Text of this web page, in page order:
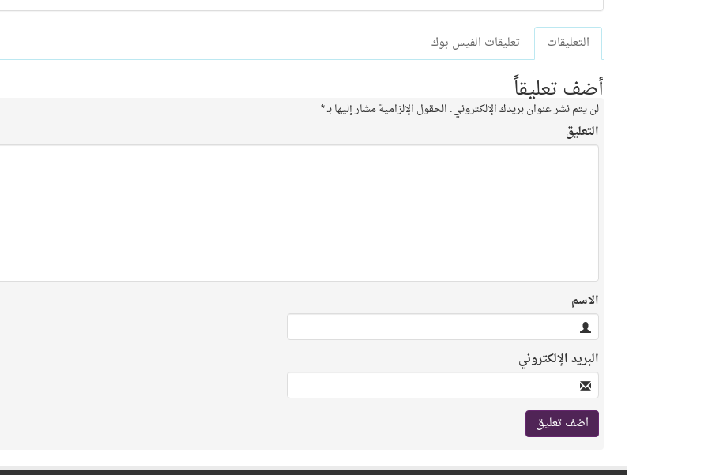
التعليقات تعليقات الفيس بوك
أضف تعليقاً
لن يتم نشر عنوان بريدك الإلكتروني. الحقول الإلزامية مشار إليها بـ*
التعليق
الاسم
البريد الإلكتروني